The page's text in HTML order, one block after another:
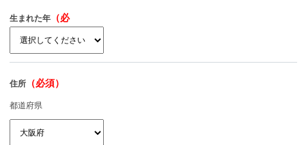
生まれた年（必
須）
住所（必須）
都道府県